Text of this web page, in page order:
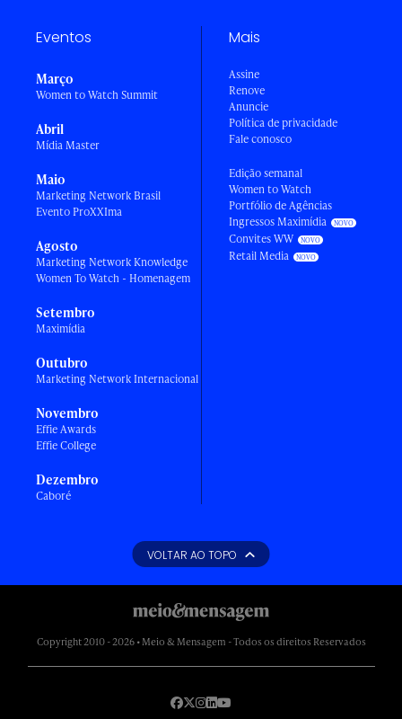
Eventos
Março
Women to Watch Summit
Abril
Mídia Master
Maio
Marketing Network Brasil
Evento ProXXIma
Agosto
Marketing Network Knowledge
Women To Watch - Homenagem
Setembro
Maximídia
Outubro
Marketing Network Internacional
Novembro
Effie Awards
Effie College
Dezembro
Caboré
Mais
Assine
Renove
Anuncie
Política de privacidade
Fale conosco
Edição semanal
Women to Watch
Portfólio de Agências
Ingressos Maximídia
Convites WW
Retail Media
VOLTAR AO TOPO
Copyright 2010 - 2026 • Meio & Mensagem - Todos os direitos Reservados